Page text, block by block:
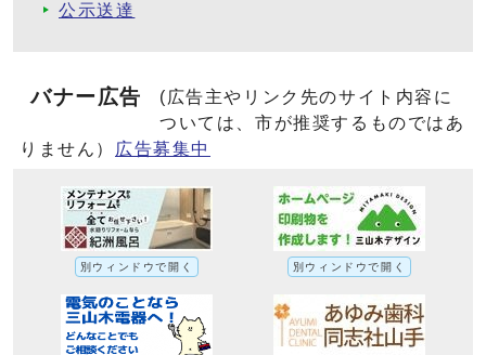
公示送達
バナー広告
(広告主やリンク先のサイト内容に
ついては、市が推奨するものではあ
りません）
広告募集中
別ウィンドウで開く 別ウィンドウで開く